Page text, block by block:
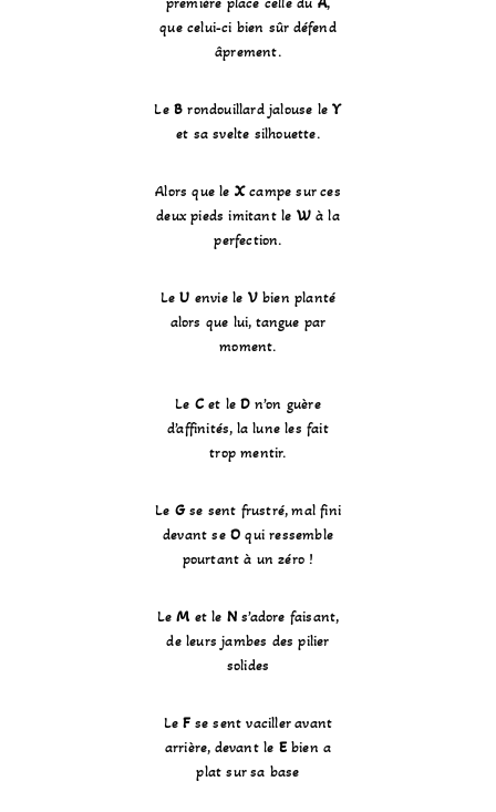
que celui-ci bien sûr défend
âprement.
LeB rondouillard jalouse leY
et sa svelte silhouette.
Alors que le Xcampe sur ces
deux pieds imitant le Wà la
perfection.
LeU envie le Vbien planté
alors que lui, tangue par
moment.
Le Cet leDn’on guère
d’affinités, la lune les fait
trop mentir.
Le Gse sent frustré, mal fini
devant se O qui ressemble
pourtant à un zéro !
LeM et le N s’adore faisant,
de leurs jambes des pilier
solides
LeFse sent vaciller avant
arrière, devant le Ebien a
plat sur sa base